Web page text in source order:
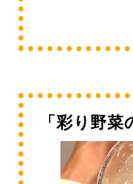
「彩り野菜